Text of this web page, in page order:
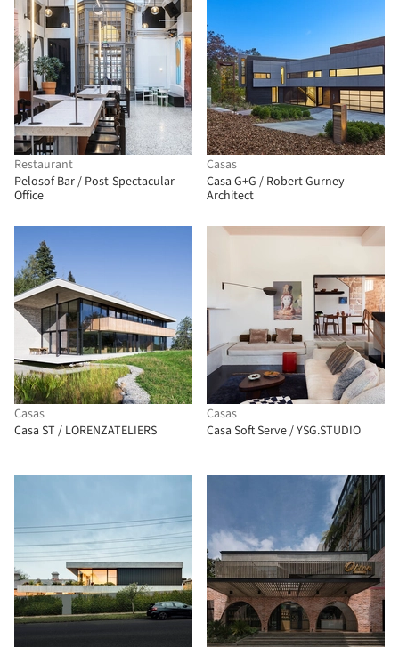
Restaurant
Pelosof Bar / Post-Spectacular
Office
Casas
Casa G+G / Robert Gurney
Architect
Casas
Casa ST / LORENZATELIERS
Casas
Casa Soft Serve / YSG.STUDIO